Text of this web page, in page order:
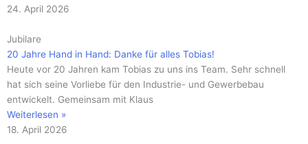
24. April 2026
Jubilare
20 Jahre Hand in Hand: Danke für alles Tobias!
Heute vor 20 Jahren kam Tobias zu uns ins Team. Sehr schnell
hat sich seine Vorliebe für den Industrie- und Gewerbebau
entwickelt. Gemeinsam mit Klaus
Weiterlesen »
18. April 2026